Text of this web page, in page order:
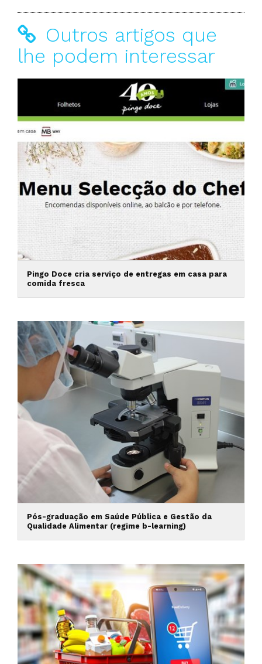
Outros artigos que
lhe podem interessar
Pingo Doce cria serviço de entregas em casa para
comida fresca
Pós-graduação em Saúde Pública e Gestão da
Qualidade Alimentar (regime b-learning)